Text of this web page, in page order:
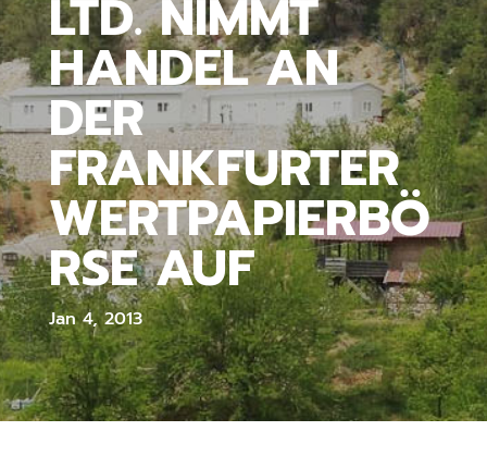
LTD. NIMMT
HANDEL AN
DER
FRANKFURTER
WERTPAPIERBÖ
RSE AUF
Jan 4, 2013